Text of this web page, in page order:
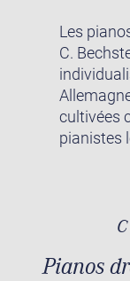
Les
C.
cultivées
pianistes
Pianos